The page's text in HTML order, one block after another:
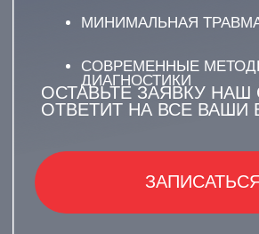
О ЧЕМ УСЛУГА?
ЦИСТЭКТОМИЯ:
УДАЛЕНИЕ КИСТЫ